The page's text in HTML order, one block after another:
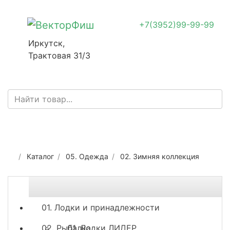
+7(3952)99-99-99
Иркутск,
Трактовая 31/3
Каталог 05. Одежда 02. Зимняя коллекция
01. Лодки и принадлежности
01. Лодки ЛИДЕР
02. Рыбалка